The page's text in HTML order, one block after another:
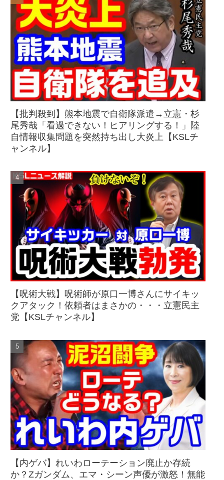
【批判殺到】熊本地震で自衛隊派遣→立憲・杉
尾秀哉「看過できない！ヒアリングする！」陸
自情報収集問題を突然持ち出し大炎上【KSLチ
ャンネル】
【呪術大戦】呪術師が原口一博さんにサイキッ
クアタック！依頼者はまさかの・・・立憲民主
党【KSLチャンネル】
【内ゲバ】れいわローテーション廃止か存続
か？Zガンダム、エマ・シーン声優が激怒！無能